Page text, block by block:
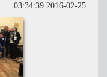
2016-02-25 03:34:39